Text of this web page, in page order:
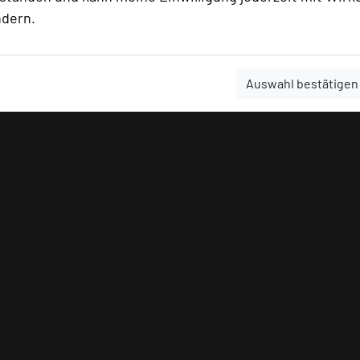
Auswahl bestätigen